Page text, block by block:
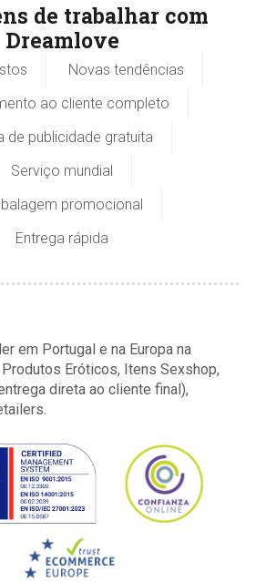
de trabalhar com
Dreamlove
Novas tendências
ao cliente completo
de publicidade gratuita
Serviço mundial
promocional
Entrega rápida
em Portugal e na Europa na
Eróticos, Itens Sexshop,
direta ao cliente final),